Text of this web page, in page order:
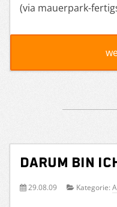
(via mauerpark-
Darum bin
29.08.09 Kategorie: